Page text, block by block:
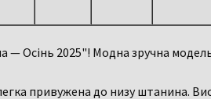
— Осінь 2025"! Модна зручна
привужена до низу штанина.